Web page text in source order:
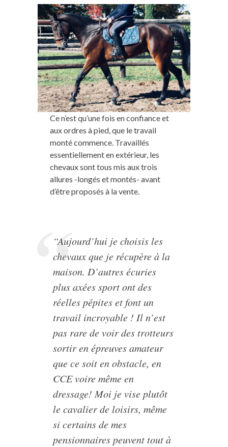
Ce n’est qu’une fois en confiance et
aux ordres à pied, que le travail
monté commence. Travaillés
essentiellement en extérieur, les
chevaux sont tous mis aux trois
allures -longés et montés- avant
d’être proposés à la vente.
“Aujourd’hui je choisis les
chevaux que je récupère à la
maison. D’autres écuries
plus axées sport ont des
réelles pépites et font un
travail incroyable ! Il n’est
pas rare de voir des trotteurs
sortir en épreuves amateur
que ce soit en obstacle, en
CCE voire même en
dressage! Moi je vise plutôt
le cavalier de loisirs, même
si certains de mes
pensionnaires peuvent tout à